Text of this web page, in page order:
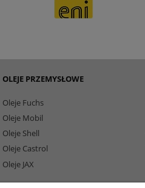
OLEJE PRZEMYSŁOWE
Oleje Fuchs
Oleje Mobil
Oleje Shell
Oleje Castrol
Oleje JAX